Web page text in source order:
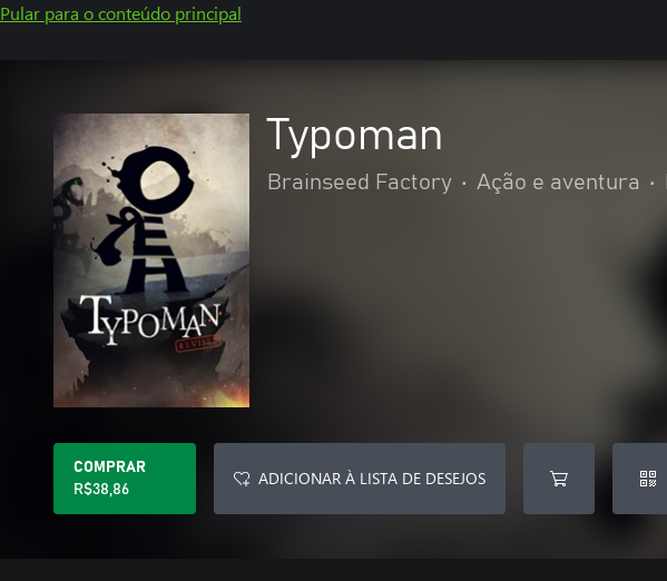
Pular para o conteúdo principal
Typoman
Brainseed Factory • Ação e aventura •
COMPRAR
R$38,86
ADICIONAR À LISTA DE DESEJOS